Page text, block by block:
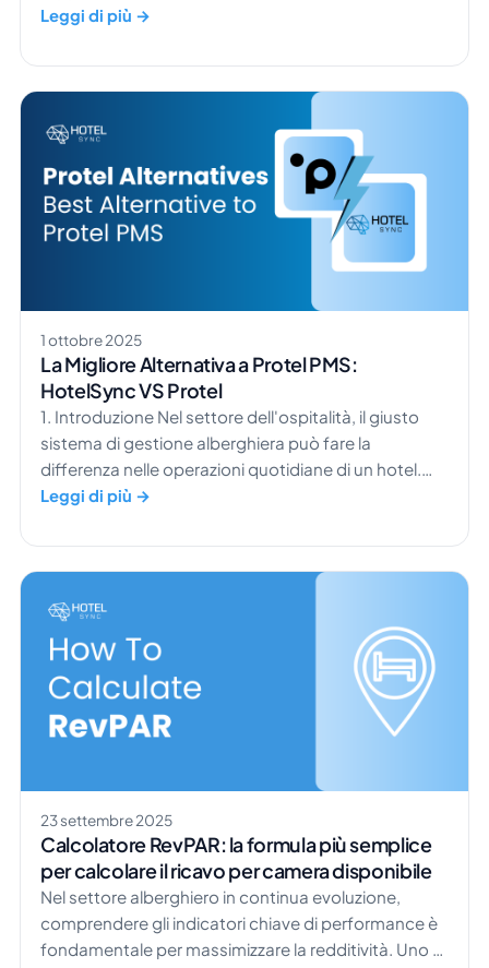
hotel. Questo significa che la storia del tuo brand e
direttamente i tuoi ricavi. Comprendere il potere
delle pubbliche relazioni negli hotel non è più
ospiti ricordano da quelle che scorrono via […]
Leggi di più →
1 ottobre 2025
La Migliore Alternativa a Protel PMS:
HotelSync VS Protel
1. Introduzione Nel settore dell'ospitalità, il giusto
sistema di gestione alberghiera può fare la
differenza nelle operazioni quotidiane di un hotel.
Per anni, Protel PMS è stata una scelta ben nota per
booking. Molti hotel di grandi dimensioni si sono
affidati a questo sistema per garantire un
funzionamento fluido. Ma i tempi stanno
cambiando. Gli ospiti si aspettano un servizio più
rapido, e […]
Leggi di più →
23 settembre 2025
Calcolatore RevPAR: la formula più semplice
per calcolare il ricavo per camera disponibile
Nel settore alberghiero in continua evoluzione,
comprendere gli indicatori chiave di performance è
fondamentale per massimizzare la redditività. Uno di